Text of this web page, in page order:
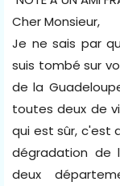
Cher Monsieur,
Je ne sais par
suis tombé sur
de la
toutes deux de
qui est sûr, c'est
dégradation de
deux